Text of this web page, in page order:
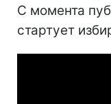
С момента
стартует